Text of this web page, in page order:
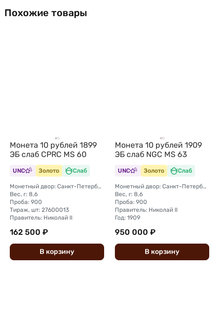
Похожие товары
Монета 10 рублей 1899
ЭБ слаб CPRC MS 60
UNC Золото Слаб
Монетный двор: Санкт-Петербургский монетный двор
Вес, г: 8,6
Проба: 900
Тираж, шт: 27600013
Правитель: Николай II
162 500 ₽
В корзину
Монета 10 рублей 1909
ЭБ слаб NGC MS 63
UNC Золото Слаб
Монетный двор: Санкт-Петербургский монетный двор
Вес, г: 8,6
Проба: 900
Правитель: Николай II
Год: 1909
950 000 ₽
В корзину